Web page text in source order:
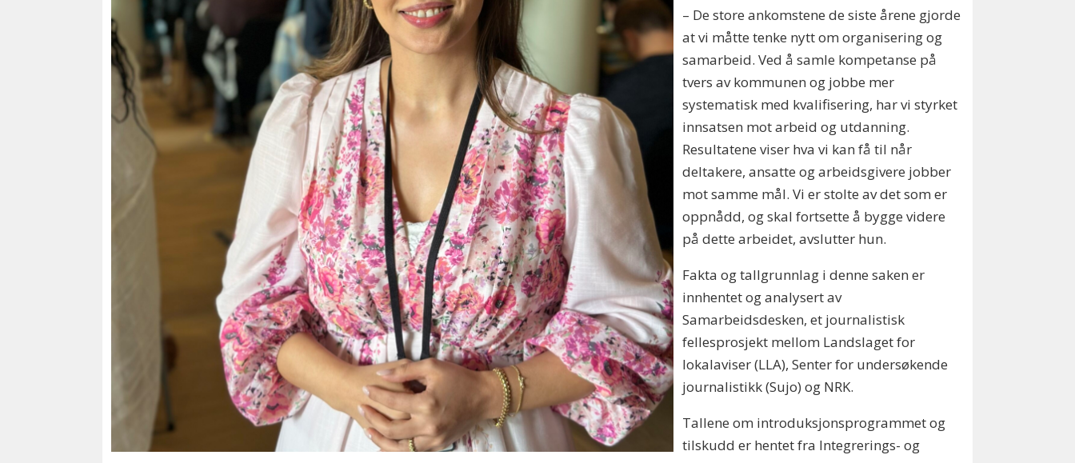
– De store ankomstene de siste årene gjorde
at vi måtte tenke nytt om organisering og
samarbeid. Ved å samle kompetanse på
tvers av kommunen og jobbe mer
systematisk med kvalifisering, har vi styrket
innsatsen mot arbeid og utdanning.
Resultatene viser hva vi kan få til når
deltakere, ansatte og arbeidsgivere jobber
mot samme mål. Vi er stolte av det som er
oppnådd, og skal fortsette å bygge videre
på dette arbeidet, avslutter hun.
Fakta og tallgrunnlag i denne saken er
innhentet og analysert av
Samarbeidsdesken, et journalistisk
fellesprosjekt mellom Landslaget for
lokalaviser (LLA), Senter for undersøkende
journalistikk (Sujo) og NRK.
Tallene om introduksjonsprogrammet og
tilskudd er hentet fra Integrerings- og